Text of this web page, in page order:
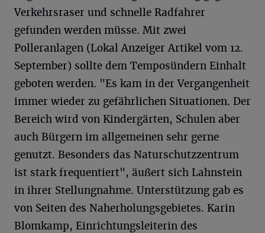
Verkehrsraser und schnelle Radfahrer
gefunden werden müsse. Mit zwei
Polleranlagen (Lokal Anzeiger Artikel vom 12.
September) sollte dem Temposündern Einhalt
geboten werden. "Es kam in der Vergangenheit
immer wieder zu gefährlichen Situationen. Der
Bereich wird von Kindergärten, Schulen aber
auch Bürgern im allgemeinen sehr gerne
genutzt. Besonders das Naturschutzzentrum
ist stark frequentiert", äußert sich Lahnstein
in ihrer Stellungnahme. Unterstützung gab es
von Seiten des Naherholungsgebietes. Karin
Blomkamp, Einrichtungsleiterin des